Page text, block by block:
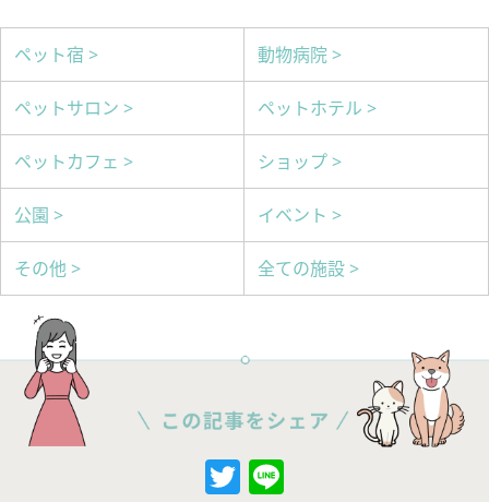
ペット宿 > 動物病院 >
ペットサロン > ペットホテル >
ペットカフェ > ショップ >
公園 > イベント >
その他 > 全ての施設 >
Twitter